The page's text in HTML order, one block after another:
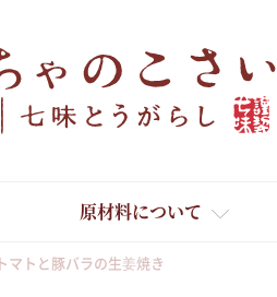
原材料について
トマトと豚バラの生姜焼き